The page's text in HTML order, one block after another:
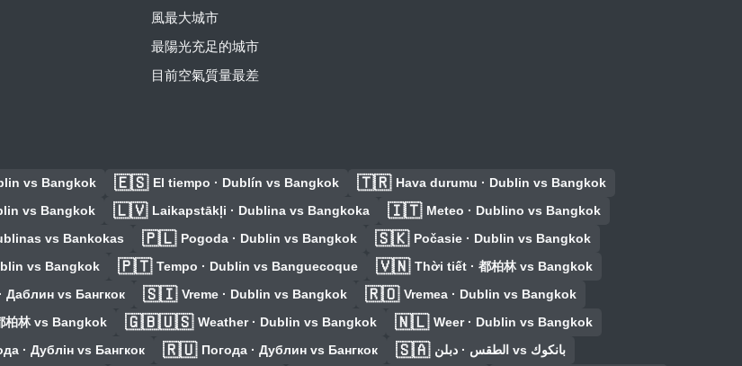
風最大城市
最陽光充足的城市
目前空氣質量最差
vs Bangkok 🇪🇸 El tiempo · Dublín vs Bangkok 🇹🇷 Hava durumu · Dublin vs Bangkok
vs Bangkok 🇱🇻 Laikapstākļi · Dublina vs Bangkoka 🇮🇹 Meteo · Dublino vs Bangkok
vs Bankokas 🇵🇱 Pogoda · Dublin vs Bangkok 🇸🇰 Počasie · Dublin vs Bangkok
vs Bangkok 🇵🇹 Tempo · Dublin vs Banguecoque 🇻🇳 Thời tiết · 都柏林 vs Bangkok
Даблин vs Бангкок 🇸🇮 Vreme · Dublin vs Bangkok 🇷🇴 Vremea · Dublin vs Bangkok
柏林 vs Bangkok 🇬🇧🇺🇸 Weather · Dublin vs Bangkok 🇳🇱 Weer · Dublin vs Bangkok
· Дублін vs Бангкок 🇷🇺 Погода · Дублин vs Бангкок 🇸🇦 الطقس · دبلن vs بانكوك